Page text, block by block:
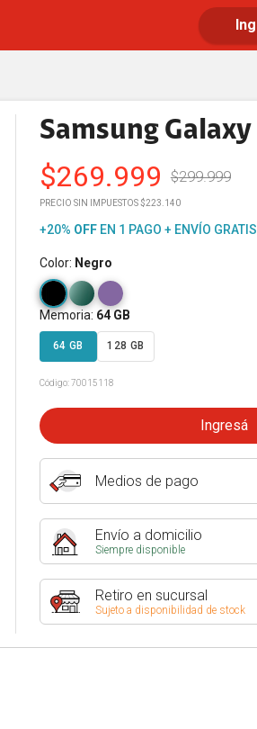
Samsung
$269.999 $299.999
PRECIO SIN IMPUESTOS $223.140
+20% OFFEN 1 PAGO + ENVÍO GRATIS
Color: Negro
Memoria: 64 GB
64 GB 128 GB
Código:70015118
Ingresá
Medios de pago
Envío a domicilio
Siempre disponible
Retiro en sucursal
Sujeto a disponibilidad de stock